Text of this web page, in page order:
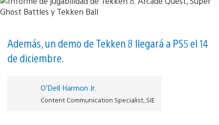
Además, un demo de Tekken 8 llegará a PS5 el 14
de diciembre.
O’Dell Harmon Jr.
Content Communication Specialist, SIE